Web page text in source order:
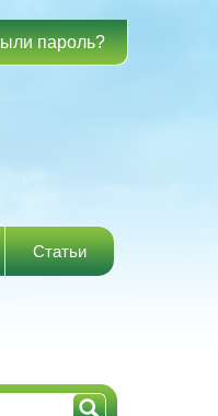
пароль?
Статьи